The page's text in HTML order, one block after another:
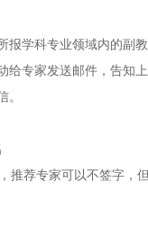
报学科专业领域内的副
专家发送邮件，告知
。
推荐专家可以不签字，